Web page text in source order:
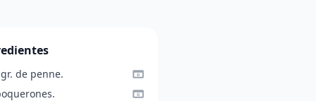
de penne.